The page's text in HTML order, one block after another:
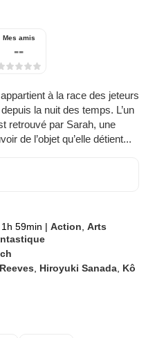
Mes amis
--
à la race des jeteurs
la nuit des temps. L’un
retrouvé par Sarah, une
de l’objet qu’elle détient...
1h 59min | Action ,Arts
Hiroyuki Sanada Kô